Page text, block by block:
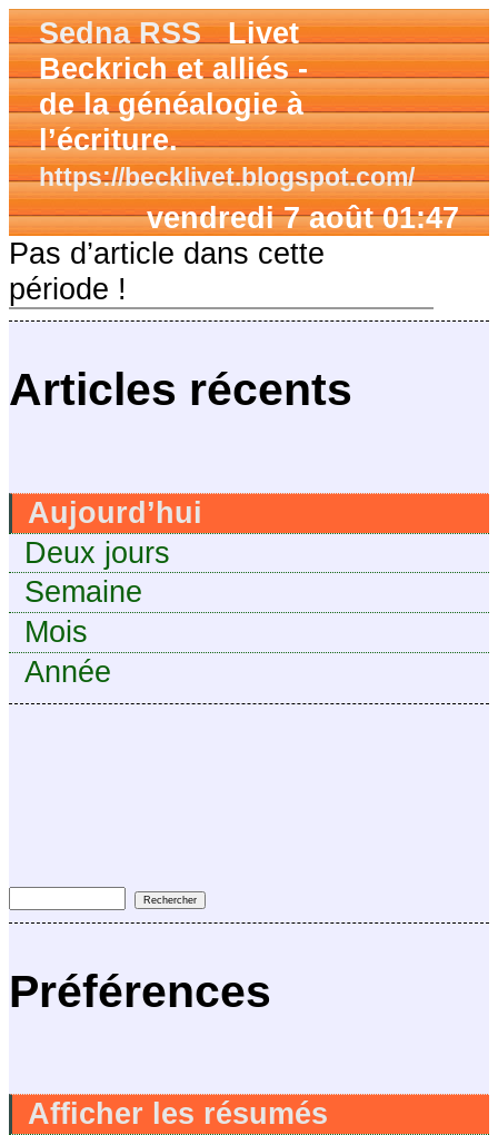
Sedna RSSLivet
Beckrich et alliés -
de la généalogie à
l’écriture.
https://becklivet.blogspot.com/
vendredi 7 août 01:47
Articles récents
Aujourd’hui
Deux jours
Semaine
Mois
Année
Préférences
Afficher les résumés
Pas d’article dans cette
période !